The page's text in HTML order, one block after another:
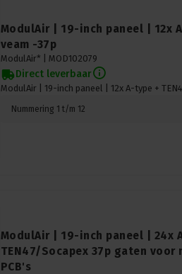
ModulAir | 19-inch paneel | 12x
veam -37p
ModulAir* | MOD102079
Direct leverbaar
ModulAir | 19-inch paneel | 12x A-type +
Nummering 1 t/m 12
ModulAir | 19-inch paneel | 24x
TEN47/Socapex 37p gaten voor
PCB's